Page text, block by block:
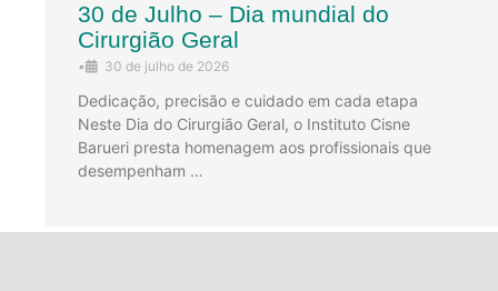
30 de Julho – Dia mundial do
Cirurgião Geral
• 30 de julho de 2026
Dedicação, precisão e cuidado em cada etapa
Neste Dia do Cirurgião Geral, o Instituto Cisne
Barueri presta homenagem aos profissionais que
desempenham …